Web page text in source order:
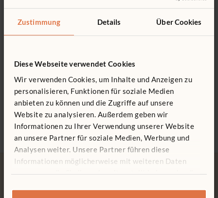
Zustimmung Details Über Cookies
Diese Webseite verwendet Cookies
Wir verwenden Cookies, um Inhalte und Anzeigen zu
personalisieren, Funktionen für soziale Medien
anbieten zu können und die Zugriffe auf unsere
Website zu analysieren. Außerdem geben wir
Informationen zu Ihrer Verwendung unserer Website
an unsere Partner für soziale Medien, Werbung und
Analysen weiter. Unsere Partner führen diese
Informationen möglicherweise mit weiteren Daten
zusammen, die Sie ihnen bereitgestellt haben oder die
Holzleute bestehen spielend den Kleinteile-Test gegen
Alle Holzteile sind geschützt durch klaren, kindersicheren
Wasserlack
0800 266 7529
Set mit vier großen
Fahrzeugen
843 €
Flugzeug
101 €